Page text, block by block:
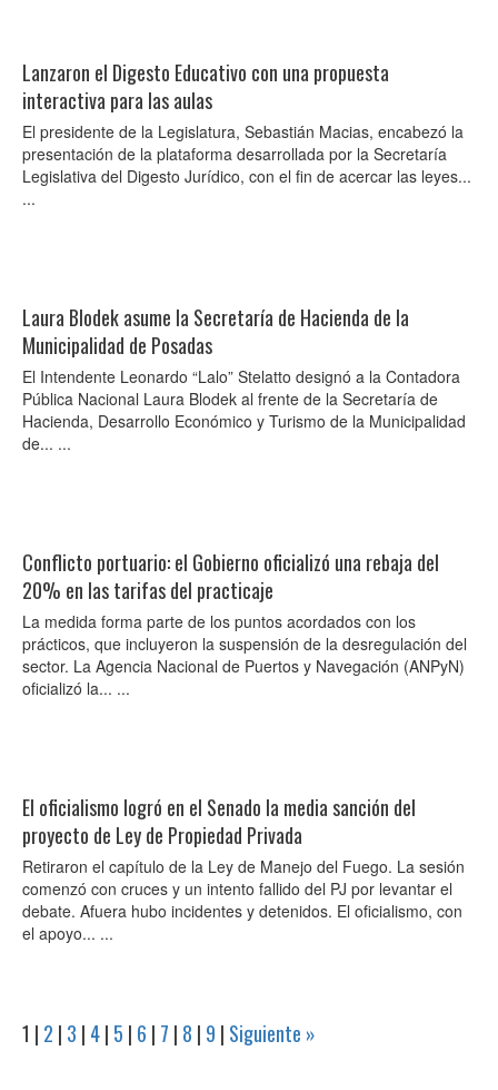
Lanzaron el Digesto Educativo con una propuesta
interactiva para las aulas
El presidente de la Legislatura, Sebastián Macias, encabezó la
presentación de la plataforma desarrollada por la Secretaría
Legislativa del Digesto Jurídico, con el fin de acercar las leyes...
...
Laura Blodek asume la Secretaría de Hacienda de la
Municipalidad de Posadas
El Intendente Leonardo “Lalo” Stelatto designó a la Contadora
Pública Nacional Laura Blodek al frente de la Secretaría de
Hacienda, Desarrollo Económico y Turismo de la Municipalidad
de... ...
Conflicto portuario: el Gobierno oficializó una rebaja del
20% en las tarifas del practicaje
La medida forma parte de los puntos acordados con los
prácticos, que incluyeron la suspensión de la desregulación del
sector. La Agencia Nacional de Puertos y Navegación (ANPyN)
oficializó la... ...
El oficialismo logró en el Senado la media sanción del
proyecto de Ley de Propiedad Privada
Retiraron el capítulo de la Ley de Manejo del Fuego. La sesión
comenzó con cruces y un intento fallido del PJ por levantar el
debate. Afuera hubo incidentes y detenidos. El oficialismo, con
el apoyo... ...
1 | 2 | 3 | 4| 5 | 6 | 7 | 8 | 9 | Siguiente »